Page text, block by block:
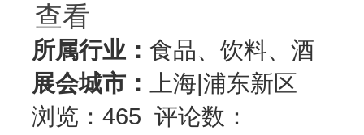
查看
所属行业： 食品、饮料、酒
展会城市：
上海|浦东新区
浏览：465 评论数：